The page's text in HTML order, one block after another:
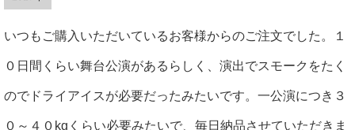
いつもご購入いただいているお客様からのご注文でした。１
０日間くらい舞台公演があるらしく、演出でスモークをたく
のでドライアイスが必要だったみたいです。一公演につき３
０～４０kgくらい必要みたいで、毎日納品させていただきま